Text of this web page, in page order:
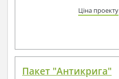
Ціна проекту
Пакет "Антикрига"